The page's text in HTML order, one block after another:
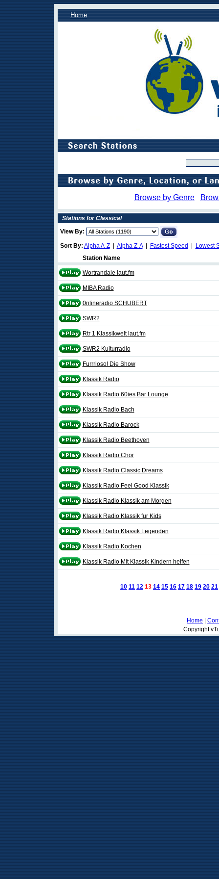
Home
Browse by Genre
Stations for Classical
View By:
Sort By: Alpha A-Z| Alpha Z-A| Fastest Speed
Lowest
Station Name
Wortrandale laut.fm
MIBA Radio
0nlineradio SCHUBERT
SWR2
Rtr 1 Klassikwelt laut.fm
SWR2 Kulturradio
Furrrioso! Die Show
Klassik Radio
Klassik Radio 60ies Bar Lounge
Klassik Radio Bach
Klassik Radio Barock
Klassik Radio Beethoven
Klassik Radio Chor
Klassik Radio Classic Dreams
Klassik Radio Feel Good Klassik
Klassik Radio Klassik am Morgen
Klassik Radio Klassik fur Kids
Klassik Radio Klassik Legenden
Klassik Radio Kochen
Klassik Radio Mit Klassik Kindern helfen
10 11 12 13 14 15 16 17 18 19 20 21
Home
Copyright